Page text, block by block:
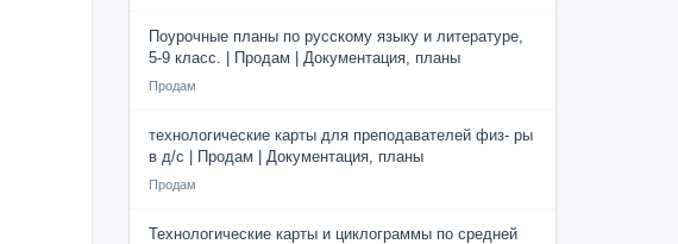
Поурочные планы по русскому языку и литературе,
5-9 класс. | Продам | Документация, планы
Продам
технологические карты для преподавателей физ- ры
в д/с | Продам | Документация, планы
Продам
Технологические карты и циклограммы по средней